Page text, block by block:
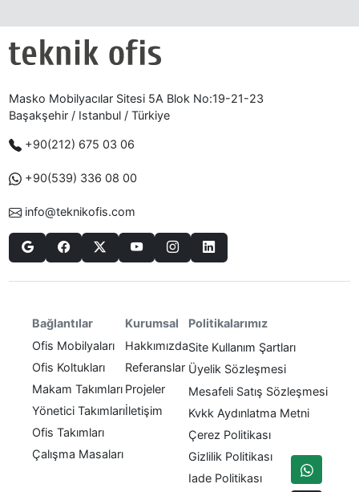
Masko Mobilyacılar Sitesi 5A Blok No:19-21-23
Başakşehir / Istanbul / Türkiye
+90(212) 675 03 06
+90(539) 336 08 00
info@teknikofis.com
Bağlantılar
Ofis Mobilyaları
Ofis Koltukları
Makam Takımları
Yönetici Takımları
Ofis Takımları
Çalışma Masaları
Kurumsal
Hakkımızda
Referanslar
Projeler
İletişim
Politikalarımız
Site Kullanım Şartları
Üyelik Sözleşmesi
Mesafeli Satış Sözleşmesi
Kvkk Aydınlatma Metni
Çerez Politikası
Gizlilik Politikası
Iade Politikası